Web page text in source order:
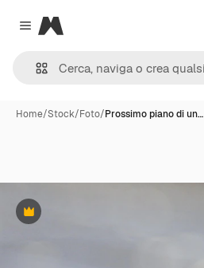
Close menu
Magnific
Home/Stock/Foto/Prossimo piano di un…
Premium